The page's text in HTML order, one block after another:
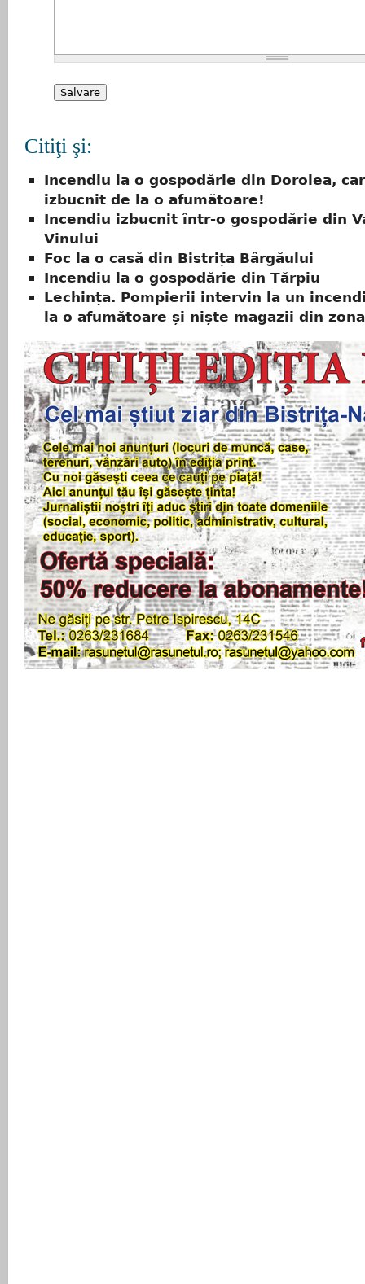
Citiţi şi:
Incendiu la o gospodărie din Dorolea,
izbucnit de la o afumătoare!
Incendiu izbucnit într-o gospodărie din
Vinului
Foc la o casă din Bistrița Bârgăului
Incendiu la o gospodărie din Tărpiu
Lechința. Pompierii intervin la un
la o afumătoare și niște magazii din